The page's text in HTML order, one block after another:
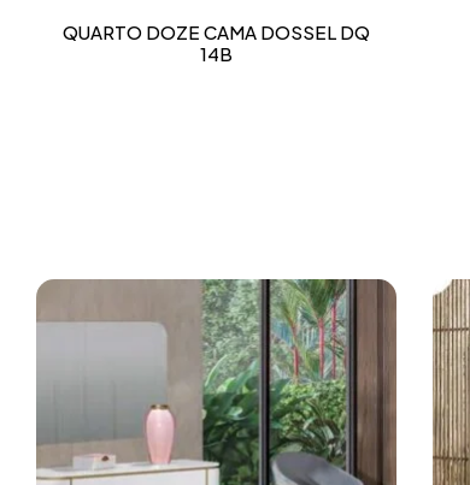
QUARTO DOZE CAMA DOSSEL DQ
14B